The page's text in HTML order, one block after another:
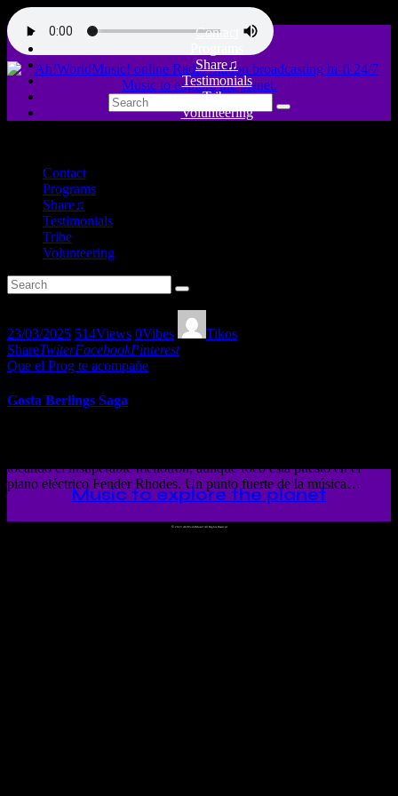
Contact
Share♫
Testimonials
Tribe
Volunteering
Contact
Programs
Share♫
Testimonials
Tribe
Volunteering
23/03/2025 514Views 0Vibes
Tikos
ShareTwiterFacebookPinterest
Que el Prog te acompañe
Gosta Berlings Saga
tocando el insuperable mellotron, aunque foco está puesto en el
piano eléctrico Fender Rhodes. Un punto fuerte de la música…
Music to explore the planet
© 2023 Ah!WorldMusic! All Rights Reserved